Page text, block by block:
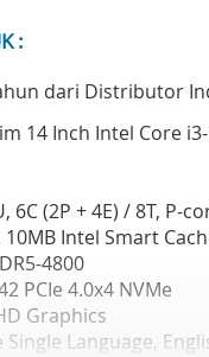
:
dari Distributor
14 Inch Intel Core
6C (2P + 4E) / 8T, P-
Intel Smart
4800
PCIe 4.0x4 NVMe
Graphics
Language,